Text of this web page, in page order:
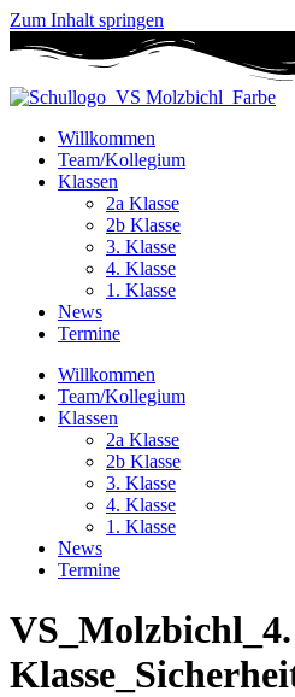
Zum Inhalt springen
Willkommen
Team/Kollegium
Klassen
2a Klasse
2b Klasse
3. Klasse
4. Klasse
1. Klasse
News
Termine
Willkommen
Team/Kollegium
Klassen
2a Klasse
2b Klasse
3. Klasse
4. Klasse
1. Klasse
News
Termine
VS_Molzbichl_4.